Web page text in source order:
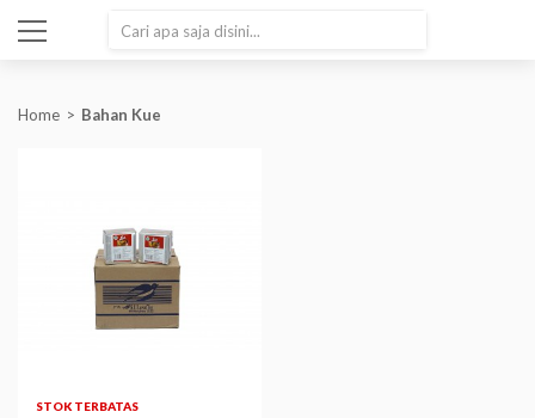
Home Bahan Kue
STOK TERBATAS